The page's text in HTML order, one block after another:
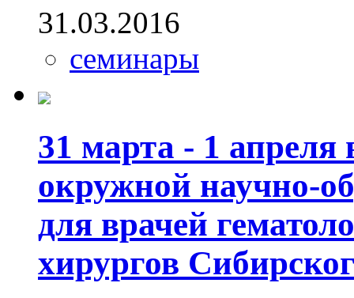
31.03.2016
семинары
31 марта - 1 апреля
окружной научно-
для врачей
хирургов